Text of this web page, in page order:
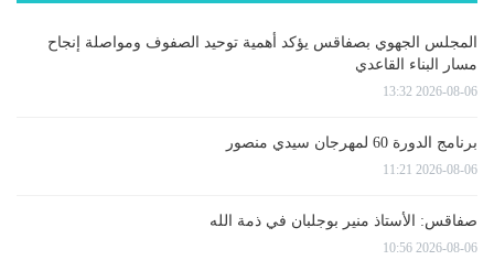
المجلس الجهوي بصفاقس يؤكد أهمية توحيد الصفوف ومواصلة إنجاح
مسار البناء القاعدي
2026-08-06 13:32
برنامج الدورة 60 لمهرجان سيدي منصور
2026-08-06 11:21
صفاقس: الأستاذ منير بوجلبان في ذمة الله
2026-08-06 10:56